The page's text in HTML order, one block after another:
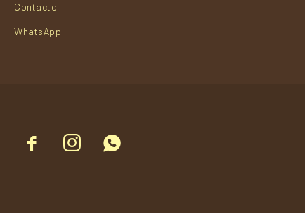
  
Contacto
WhatsApp